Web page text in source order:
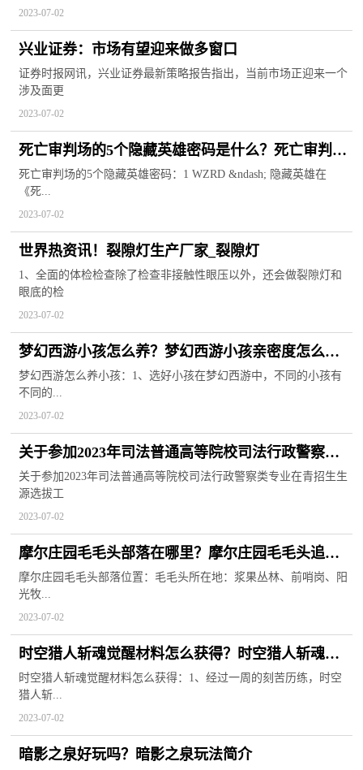
2023-07-02
兴业证券：市场有望迎来做多窗口
证券时报网讯，兴业证券最新策略报告指出，当前市场正迎来一个
涉及面更
2023-07-02
死亡审判场的5个隐藏英雄密码是什么？死亡审判场
光明剑客出装
死亡审判场的5个隐藏英雄密码：1 WZRD &ndash; 隐藏英雄在
《死...
2023-07-02
世界热资讯！裂隙灯生产厂家_裂隙灯
1、全面的体检检查除了检查非接触性眼压以外，还会做裂隙灯和
眼底的检
2023-07-02
梦幻西游小孩怎么养？梦幻西游小孩亲密度怎么提
升？
梦幻西游怎么养小孩：1、选好小孩在梦幻西游中，不同的小孩有
不同的...
2023-07-02
关于参加2023年司法普通高等院校司法行政警察类
专业在青招生生源选拔工作的更正通知|环球观速讯
关于参加2023年司法普通高等院校司法行政警察类专业在青招生生
源选拔工
2023-07-02
摩尔庄园毛毛头部落在哪里？摩尔庄园毛毛头追逐
战任务攻略
摩尔庄园毛毛头部落位置：毛毛头所在地：浆果丛林、前哨岗、阳
光牧...
2023-07-02
时空猎人斩魂觉醒材料怎么获得？时空猎人斩魂技
能介绍
时空猎人斩魂觉醒材料怎么获得：1、经过一周的刻苦历练，时空
猎人斩...
2023-07-02
暗影之泉好玩吗？暗影之泉玩法简介